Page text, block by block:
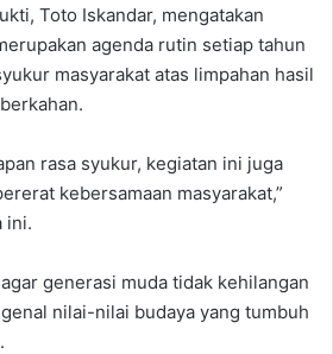
Toto Iskandar, mengatakan
agenda rutin setiap tahun
masyarakat atas limpahan hasil
rasa syukur, kegiatan ini juga
kebersamaan masyarakat,”
ini.
generasi muda tidak kehilangan
nilai-nilai budaya yang tumbuh